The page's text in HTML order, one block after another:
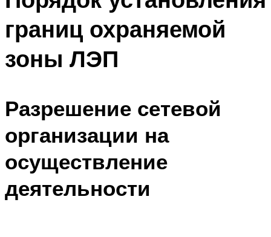
границ охраняемой
зоны ЛЭП
Разрешение сетевой
организации на
осуществление
деятельности